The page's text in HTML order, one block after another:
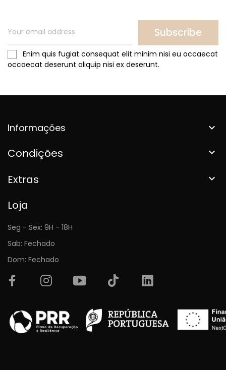
Subscribe
Enim quis fugiat consequat elit minim nisi eu occaecat
occaecat deserunt aliquip nisi ex deserunt.
Informações 
Condições 
Extras 
Loja
Seg - Sex: 9H - 18H
Sab: Fechado
Dom: Fechado